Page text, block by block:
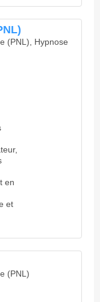
(PNL), Hypnose
en
et
(PNL)